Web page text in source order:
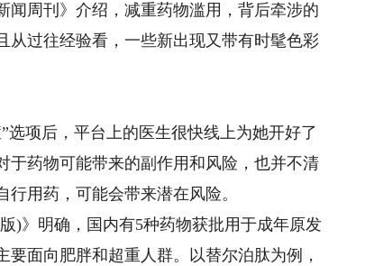
周刊》介绍，减重药物滥用，背后牵涉的
从过往经验看，一些新出现又带有时髦色彩
项后，平台上的医生很快线上为她开好了
于药物可能带来的副作用和风险，也并不清
用药，可能会带来潜在风险。
》明确，国内有5种药物获批用于成年原发
面向肥胖和超重人群。以替尔泊肽为例，